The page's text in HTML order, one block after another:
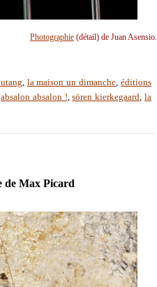
Photographie(détail) de Juan Asensio.
, la maison un dimanche, éditions
absalon absalon !,sören kierkegaard, la
de Max Picard